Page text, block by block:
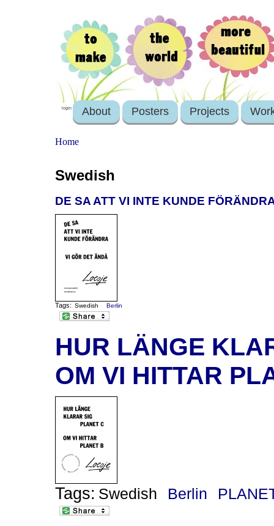
login About Posters Projects
Home
Swedish
DE SA ATT VI INTE KUNDE
Tags: Swedish Berlin
HUR LÄNGE
OM VI HITTAR
Tags: Swedish Berlin